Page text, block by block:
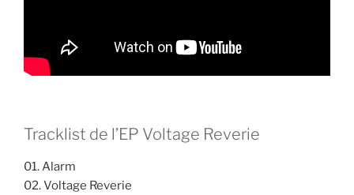
Tracklist de l’EP Voltage Reverie
01. Alarm
02. Voltage Reverie